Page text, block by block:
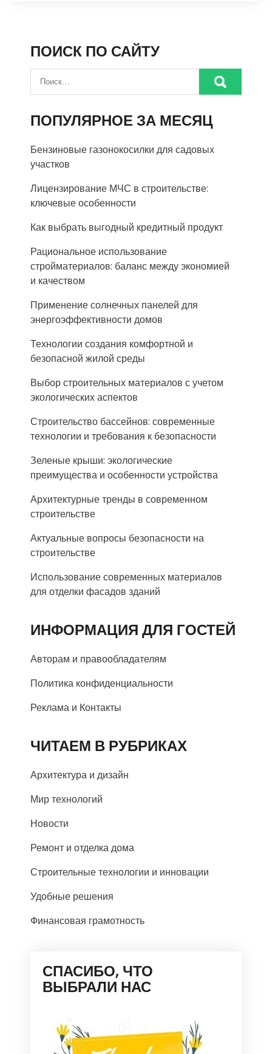
ПОИСК ПО САЙТУ
ПОПУЛЯРНОЕ ЗА МЕСЯЦ
Бензиновые газонокосилки для садовых
участков
Лицензирование МЧС в строительстве:
ключевые особенности
Как выбрать выгодный кредитный продукт
Рациональное использование
стройматериалов: баланс между экономией
и качеством
Применение солнечных панелей для
энергоэффективности домов
Технологии создания комфортной и
безопасной жилой среды
Выбор строительных материалов с учетом
экологических аспектов
Строительство бассейнов: современные
технологии и требования к безопасности
Зеленые крыши: экологические
преимущества и особенности устройства
Архитектурные тренды в современном
строительстве
Актуальные вопросы безопасности на
строительстве
Использование современных материалов
для отделки фасадов зданий
ИНФОРМАЦИЯ ДЛЯ ГОСТЕЙ
Авторам и правообладателям
Политика конфиденциальности
Реклама и Контакты
ЧИТАЕМ В РУБРИКАХ
Архитектура и дизайн
Мир технологий
Новости
Ремонт и отделка дома
Строительные технологии и инновации
Удобные решения
Финансовая грамотность
СПАСИБО, ЧТО
ВЫБРАЛИ НАС